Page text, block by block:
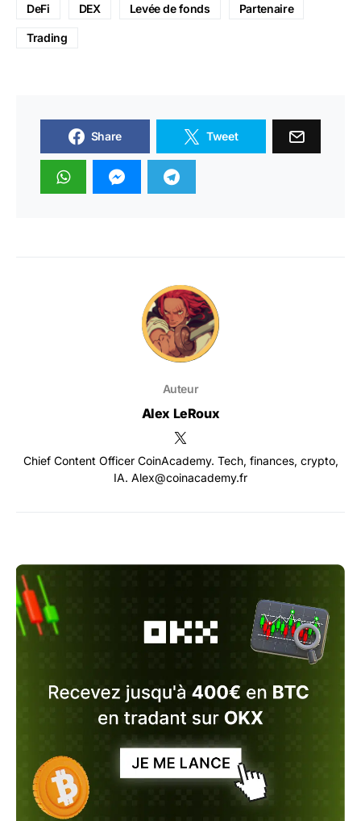
DeFi DEX Levée de fonds Partenaire
Trading
Share Tweet
Auteur
Alex LeRoux
Chief Content Officer CoinAcademy. Tech, finances, crypto,
IA. Alex@coinacademy.fr